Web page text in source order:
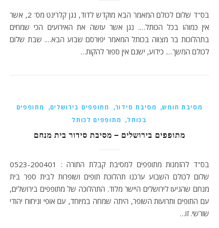
בס"ד שלום לכולם המאמר הבא מוקדש לדוד, נגן קלרינט מס' 2, אשר
אין כמוהו בכל הכותל…. נגן אשר עושה את האירועים הכי שמחים
בתהלוכות בר מצווה בכותל המאמר יפורסם שבוע הבא…. שבת שלום
לכולם המשך…. כידוע, ישנם אין ספור להקות…
מסיבת חומש, מסיבת סידור, מתופפים בירושלים,
מתופפים
בכותל, מתופפים לכותל
מתופפים בירושלים – מסיבת סידור בית מנחם
בס"ד להזמנות מתופפים למסיבת קבלת התורה : 0523-200401
שלום לכולם השבוע ערכנו תהלוכת תופים ושופרות לבית ספר בית
מנחם שהגיעו לירושלים היישר מלוד. התהלוכה של מתופפים בירושלים,
עם התופים ותרועות השופר, היתה שמחה במיוחד, עם אופי וניחוח יהודי
שורשי. זו…